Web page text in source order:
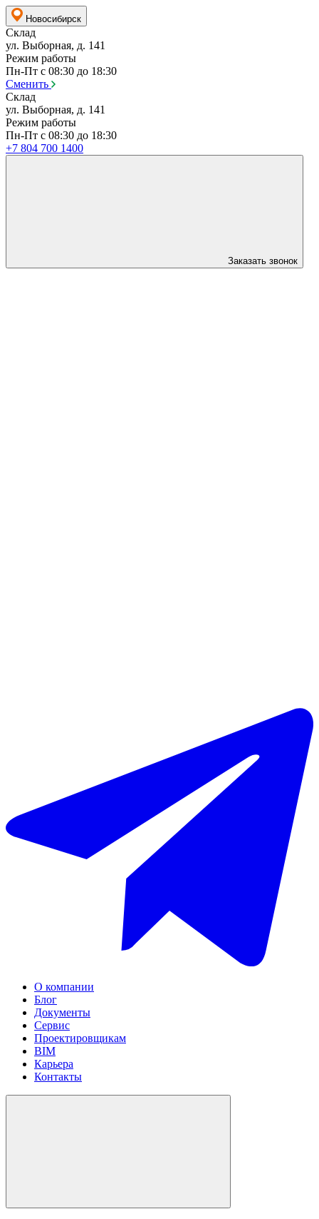
Новосибирск
Склад
ул. Выборная, д. 141
Режим работы
Пн-Пт с 08:30 до 18:30
Сменить
Склад
ул. Выборная, д. 141
Режим работы
Пн-Пт с 08:30 до 18:30
+7 804 700 1400
Заказать звонок
О компании
Блог
Документы
Сервис
Проектировщикам
BIM
Карьера
Контакты